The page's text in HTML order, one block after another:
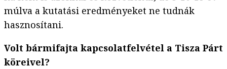
múlva a kutatási eredményeket ne tudnák
hasznosítani.
Volt bármifajta kapcsolatfelvétel a Tisza Párt
köreivel?